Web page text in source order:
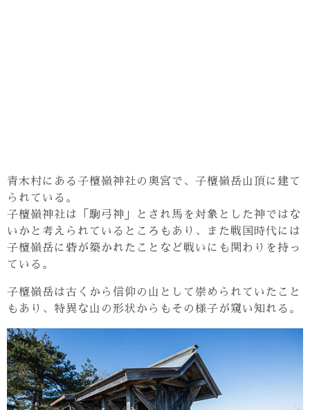
青木村にある子檀嶺神社の奥宮で、子檀嶺岳山頂に建て
られている。
子檀嶺神社は「駒弓神」とされ馬を対象とした神ではな
いかと考えられているところもあり、また戦国時代には
子檀嶺岳に砦が築かれたことなど戦いにも関わりを持っ
ている。
子檀嶺岳は古くから信仰の山として崇められていたこと
もあり、特異な山の形状からもその様子が窺い知れる。